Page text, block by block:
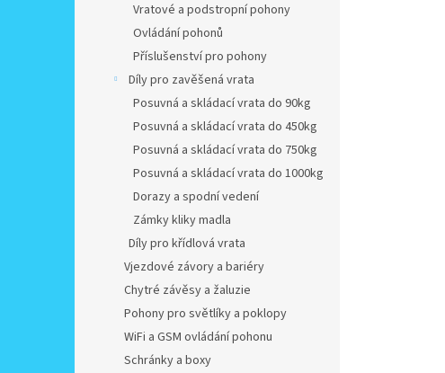
Vratové a podstropní pohony
Ovládání pohonů
Příslušenství pro pohony
Díly pro zavěšená vrata
Posuvná a skládací vrata do 90kg
Posuvná a skládací vrata do 450kg
Posuvná a skládací vrata do 750kg
Posuvná a skládací vrata do 1000kg
Dorazy a spodní vedení
Zámky kliky madla
Díly pro křídlová vrata
Vjezdové závory a bariéry
Chytré závěsy a žaluzie
Pohony pro světlíky a poklopy
WiFi a GSM ovládání pohonu
Schránky a boxy